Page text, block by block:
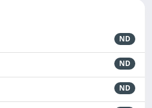
ND
ND
ND